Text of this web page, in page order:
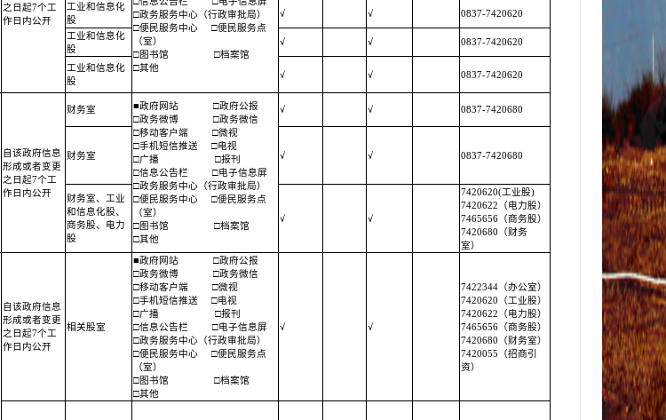
之日起7个工
作日内公开
□政务服务中心（行政审批局）
□便民服务中心
□便民服务点
（室）
□图书馆
□档案馆
□其他
工业和信息化
股
√ √ 0837-7420620
工业和信息化
股
√ √ 0837-7420620
工业和信息化
股
√ √ 0837-7420620
自该政府信息
形成或者变更
之日起7个工
作日内公开
财务室 ■政府网站
□政府公报
□政务微博
□政务微信
□移动客户端
□微视
□手机短信推送
□电视
□广播
□报刊
□信息公告栏
□电子信息屏
□政务服务中心（行政审批局）
□便民服务中心
□便民服务点
（室）
□图书馆
□档案馆
□其他
√ √ 0837-7420680
财务室 √ √ 0837-7420680
财务室、工业
和信息化股、
商务股、电力
股
√ √
7420620(工业股)
7420622（电力股）
7465656（商务股）
7420680（财务
室）
自该政府信息
形成或者变更
之日起7个工
作日内公开
相关股室
■政府网站
□政府公报
□政务微博
□政务微信
□移动客户端
□微视
□手机短信推送
□电视
□广播
□报刊
□信息公告栏
□电子信息屏
□政务服务中心（行政审批局）
□便民服务中心
□便民服务点
（室）
□图书馆
□档案馆
□其他
√ √
7422344（办公室）
7420620（工业股）
7420622（电力股）
7465656（商务股）
7420680（财务室）
7420055（招商引
资）